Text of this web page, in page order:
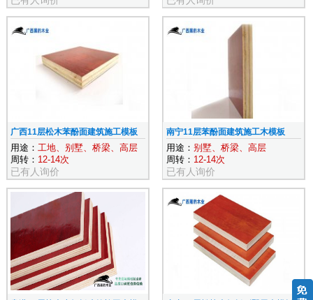
广西11层松木苯酚面建筑施工模板
用途： 工地、别墅、桥梁、高层
周转： 12-14次
已有 人询价
南宁11层苯酚面建筑施工木模板
用途： 别墅、桥梁、高层
周转： 12-14次
已有 人询价